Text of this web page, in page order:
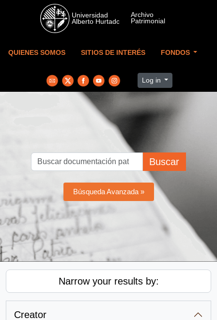
Skip to main content
QUIENES SOMOS SITIOS DE INTERÉS FONDOS
Log in
Buscar
Búsqueda Avanzada »
Narrow your results by:
Creator